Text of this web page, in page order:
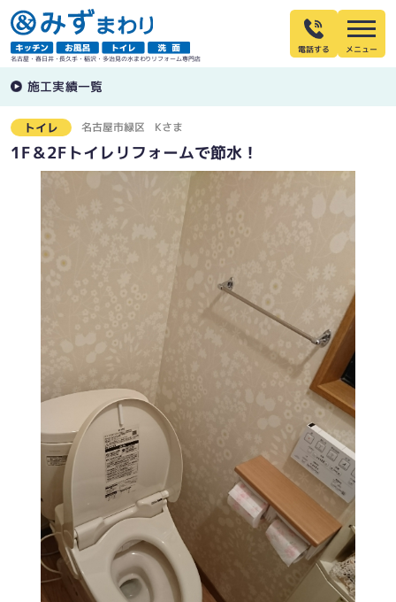
名古屋・春日井・長久手・稲沢・多治見の水まわりリフォーム専門店
電話する
施工実績一覧
トイレ 名古屋市緑区 Kさま
1F＆2Fトイレリフォームで節水！